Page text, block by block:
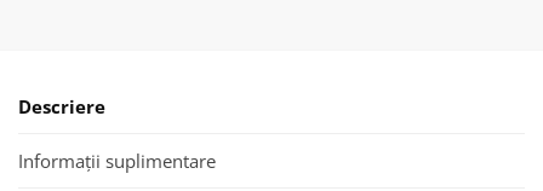
Descriere
Informații suplimentare